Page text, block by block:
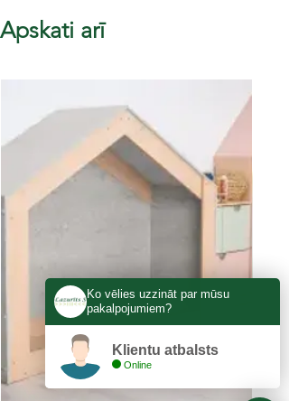
Apskati arī
Ko vēlies uzzināt par mūsu
pakalpojumiem?
Klientu atbalsts
Online